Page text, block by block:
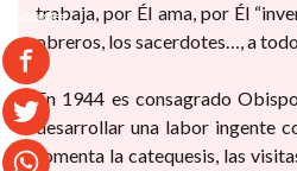
trabaja, por Él ama, por Él
obreros, los sacerdotes…, a
En 1944 es consagrado
desarrollar una labor ingente
fomenta la catequesis, las
ACCIONES